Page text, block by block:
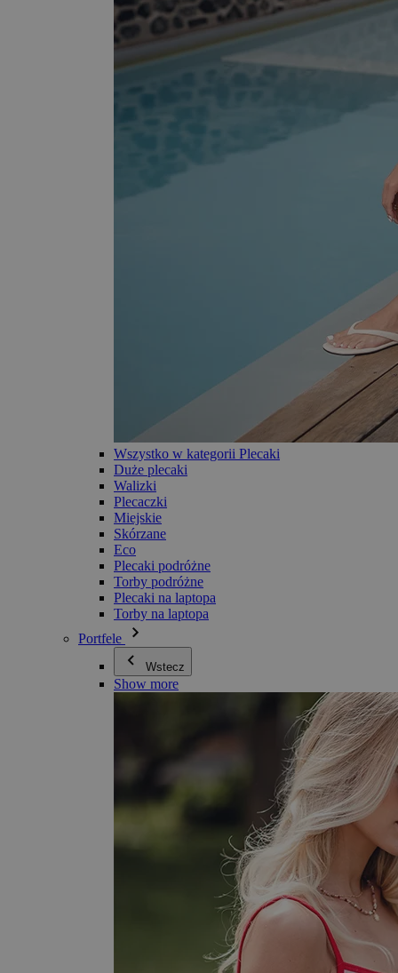
Wszystko w kategorii Plecaki
Duże plecaki
Walizki
Plecaczki
Miejskie
Skórzane
Eco
Plecaki podróżne
Torby podróżne
Plecaki na laptopa
Torby na laptopa
Portfele
Wstecz
Show more